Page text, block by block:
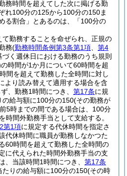
務時間を超えてした次に掲げる勤
れ100分の125から100分の150ま
る割合」とあるのは、「100分の
勤務することを命ぜられ、正規の
務(勤務時間条例第3条第1項
第4
づく週休日における勤務のうち規則
の時間が1か月について60時間を超
間を超えて勤務した全時間に対し
より読み替えて適用する場合を含
、勤務1時間につき、 第17条に規
の給与額に100分の150(その勤務が
5時までの間である場合は、100分
時間外勤務手当として支給する。
第1項に規定する代休時間を指定さ
代休時間に職員が勤務しなかつた
60時間を超えて勤務した全時間の
に代えられた時間外勤務手当の支
、当該時間1時間につき、 第17条
たりの給与額に100分の150(その時